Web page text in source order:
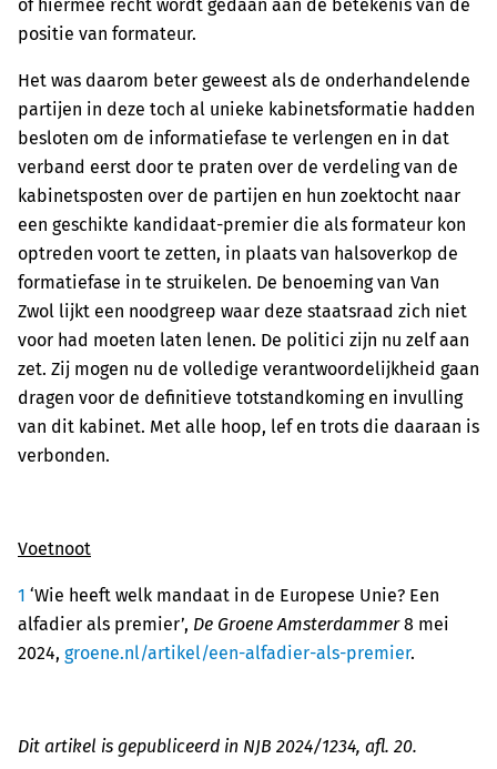
of hiermee recht wordt gedaan aan de betekenis van de
positie van formateur.
Het was daarom beter geweest als de onderhandelende
partijen in deze toch al unieke kabinetsformatie hadden
besloten om de informatiefase te verlengen en in dat
verband eerst door te praten over de verdeling van de
kabinetsposten over de partijen en hun zoektocht naar
een geschikte kandidaat-premier die als formateur kon
optreden voort te zetten, in plaats van halsoverkop de
formatiefase in te struikelen. De benoeming van Van
Zwol lijkt een noodgreep waar deze staatsraad zich niet
voor had moeten laten lenen. De politici zijn nu zelf aan
zet. Zij mogen nu de volledige verantwoordelijkheid gaan
dragen voor de definitieve totstandkoming en invulling
van dit kabinet. Met alle hoop, lef en trots die daaraan is
verbonden.
Voetnoot
1 ‘Wie heeft welk mandaat in de Europese Unie? Een
alfadier als premier’, De Groene Amsterdammer8 mei
2024, groene.nl/artikel/een-alfadier-als-premier.
Dit artikel is gepubliceerd in NJB 2024/1234, afl. 20.